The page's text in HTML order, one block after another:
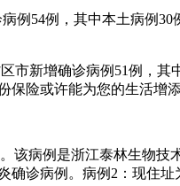
例54例，其中本土病例
市新增确诊病例51例，
险或许能为您的生活增
该病例是浙江泰林生物
诊病例。病例2：现住址